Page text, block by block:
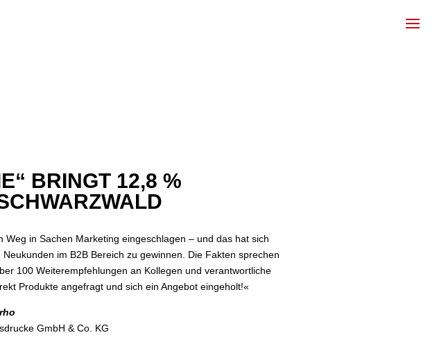
BRINGT 12,8 %
in Sachen Marketing eingeschlagen – und das hat sich
im B2B Bereich zu gewinnen. Die Fakten sprechen
100 Weiterempfehlungen an Kollegen und verantwortliche
Produkte angefragt und sich ein Angebot eingeholt!«
GmbH & Co. KG